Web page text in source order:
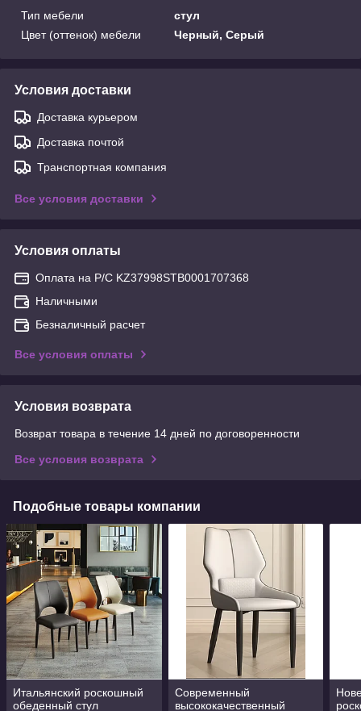
Тип мебели
стул
Цвет (оттенок) мебели
Черный, Серый
Условия доставки
Доставка курьером
Доставка почтой
Транспортная компания
Все условия доставки
Условия оплаты
Оплата на Р/С KZ37998STB0001707368
Наличными
Безналичный расчет
Все условия оплаты
Условия возврата
Возврат товара в течение 14 дней по договоренности
Все условия возврата
Подобные товары компании
Итальянский роскошный
обеденный стул
Современный
высококачественный